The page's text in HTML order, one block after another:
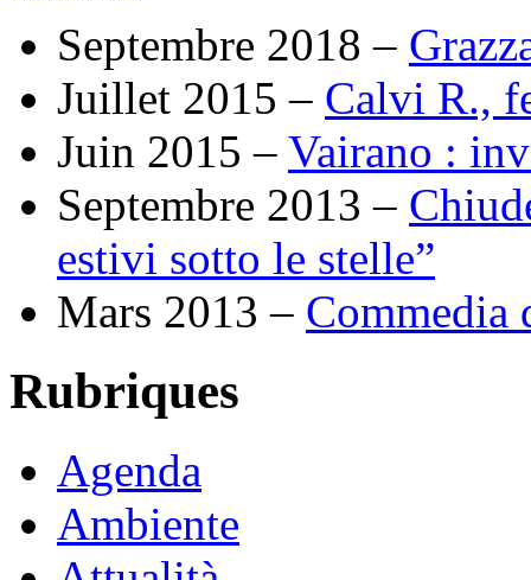
Septembre 2018 –
Juillet 2015 – Calvi R.,
Juin 2015 – Vairano :
Septembre 2013 –
estivi sotto le stelle”
Mars 2013 – Commedia
Rubriques
Agenda
Ambiente